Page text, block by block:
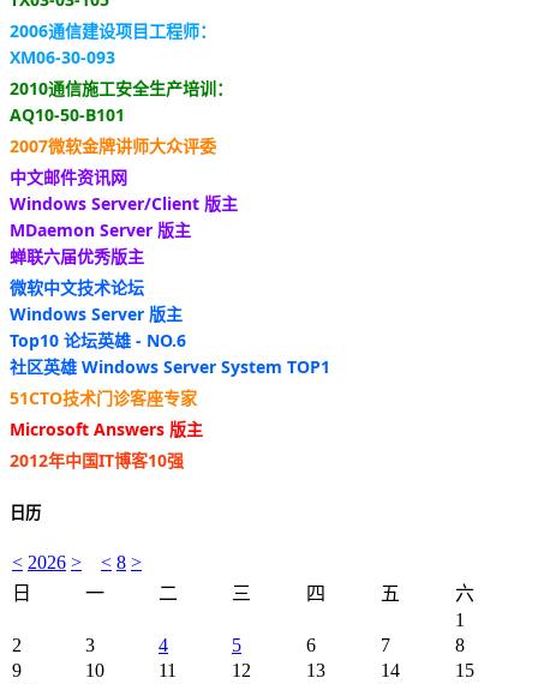
2006通信建设项目工程师：
XM06-30-093
2010通信施工安全生产培训：
AQ10-50-B101
2007微软金牌讲师大众评委
中文邮件资讯网
Windows Server/Client 版主
MDaemon Server 版主
蝉联六届优秀版主
微软中文技术论坛
Windows Server 版主
Top10 论坛英雄 - NO.6
社区英雄 Windows Server System TOP1
51CTO技术门诊客座专家
Microsoft Answers 版主
2012年中国IT博客10强
日历
< 2026 > < 8 >
日
一 二 三 四 五
六
1
2
3 4 5 6 7
8
9
10 11 12 13 14
15